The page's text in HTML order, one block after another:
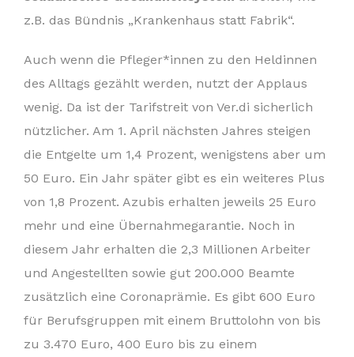
z.B. das Bündnis „Krankenhaus statt Fabrik“.
Auch wenn die Pfleger*innen zu den Heldinnen
des Alltags gezählt werden, nutzt der Applaus
wenig. Da ist der Tarifstreit von Ver.di sicherlich
nützlicher. Am 1. April nächsten Jahres steigen
die Entgelte um 1,4 Prozent, wenigstens aber um
50 Euro. Ein Jahr später gibt es ein weiteres Plus
von 1,8 Prozent. Azubis erhalten jeweils 25 Euro
mehr und eine Übernahmegarantie. Noch in
diesem Jahr erhalten die 2,3 Millionen Arbeiter
und Angestellten sowie gut 200.000 Beamte
zusätzlich eine Coronaprämie. Es gibt 600 Euro
für Berufsgruppen mit einem Bruttolohn von bis
zu 3.470 Euro, 400 Euro bis zu einem